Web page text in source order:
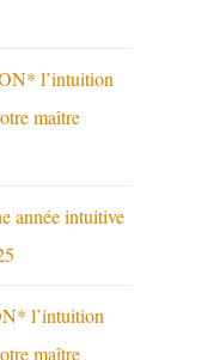
l’intuition
maître
année intuitive
l’intuition
maître